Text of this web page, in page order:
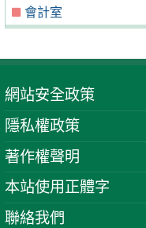
會計室
網站安全政策
隱私權政策
著作權聲明
本站使用正體字
聯絡我們